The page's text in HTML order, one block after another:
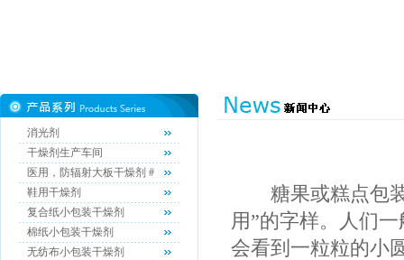
消光剂
干燥剂生产车间
医用，防辐射大板干燥剂 #
鞋用干燥剂
复合纸小包装干燥剂
棉纸小包装干燥剂
无纺布小包装干燥剂
糖果或糕点包装
用”的字样。人们
会看到一粒粒的小